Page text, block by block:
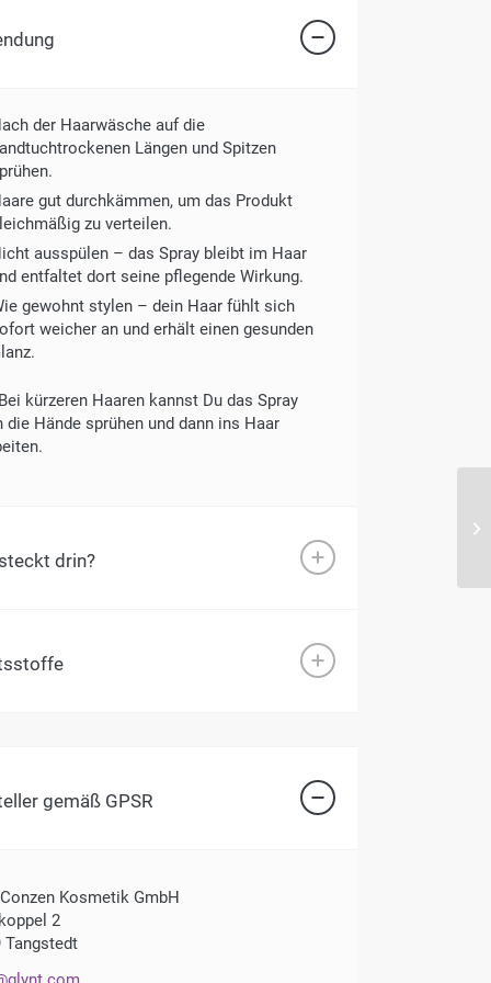
der Haarwäsche auf die
Längen und Spitzen
gut durchkämmen, um das Produkt
zu verteilen.
ausspülen – das Spray bleibt im Haar
entfaltet dort seine pflegende Wirkung.
gewohnt stylen – dein Haar fühlt sich
weicher an und erhält einen gesunden
kürzeren Haaren kannst Du das Spray
die Hände sprühen und dann ins Haar
drin?
gemäß GPSR
Kosmetik GmbH
2
Tangstedt